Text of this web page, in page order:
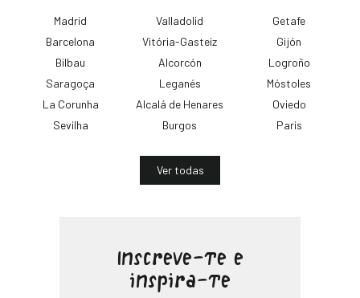
Madrid
Barcelona
Bilbau
Saragoça
La Corunha
Sevilha
Valladolid
Vitória-Gasteiz
Alcorcón
Leganés
Alcalá de Henares
Burgos
Getafe
Gijón
Logroño
Móstoles
Oviedo
Paris
Ver todas
Inscreve-te e
inspira-te